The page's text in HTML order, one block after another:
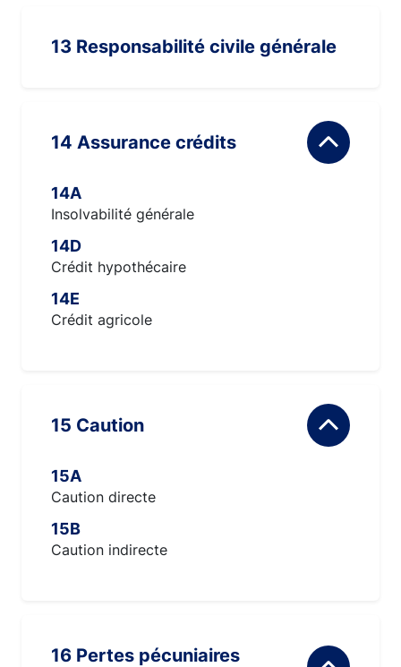
13 Responsabilité civile générale
14 Assurance crédits
14A
Insolvabilité générale
14D
Crédit hypothécaire
14E
Crédit agricole
15 Caution
15A
Caution directe
15B
Caution indirecte
16 Pertes pécuniaires